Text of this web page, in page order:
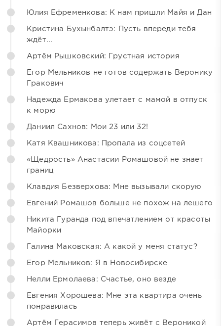
Юлия Ефременкова: К нам пришли Майя и Дан
Кристина Бухынбалтэ: Пусть впереди тебя
ждёт...
Артём Рышковский: Грустная история
Егор Мельников не готов содержать Веронику
Гракович
Надежда Ермакова улетает с мамой в отпуск
к морю
Даниил Сахнов: Мои 23 или 32!
Катя Квашникова: Пропала из соцсетей
«Щедрость» Анастасии Ромашовой не знает
границ
Клавдия Безверхова: Мне вызывали скорую
Евгений Ромашов больше не похож на лешего
Никита Гуранда под впечатлением от красоты
Майорки
Галина Маковская: А какой у меня статус?
Егор Мельников: Я в Новосибирске
Нелли Ермолаева: Счастье, оно везде
Евгения Хорошева: Мне эта квартира очень
понравилась
Артём Герасимов теперь живёт с Вероникой